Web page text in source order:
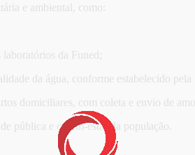
e ambiental, como:
laboratórios da Funed;
da água, conforme estabelecido
domiciliares, com coleta e envio de
pública e o bem-estar da população.